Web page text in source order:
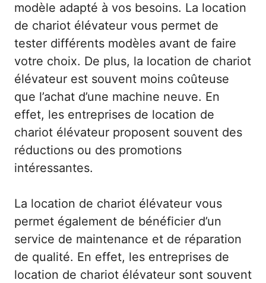
modèle adapté à vos besoins. La location
de chariot élévateur vous permet de
tester différents modèles avant de faire
votre choix. De plus, la location de chariot
élévateur est souvent moins coûteuse
que l’achat d’une machine neuve. En
effet, les entreprises de location de
chariot élévateur proposent souvent des
réductions ou des promotions
intéressantes.
La location de chariot élévateur vous
permet également de bénéficier d’un
service de maintenance et de réparation
de qualité. En effet, les entreprises de
location de chariot élévateur sont souvent